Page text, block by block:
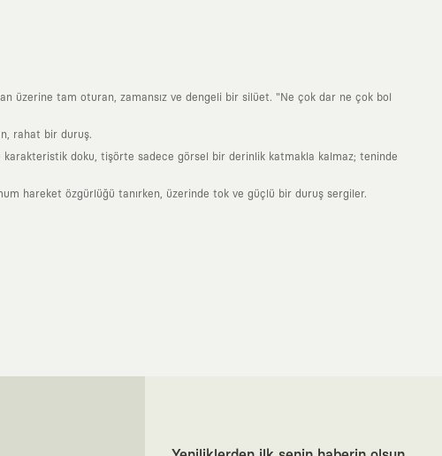
üzerine tam oturan, zamansız ve dengeli bir silüet. "Ne çok dar ne çok bol
rahat bir duruş.
karakteristik doku, tişörte sadece görsel bir derinlik katmakla kalmaz; teninde
hareket özgürlüğü tanırken, üzerinde tok ve güçlü bir duruş sergiler.